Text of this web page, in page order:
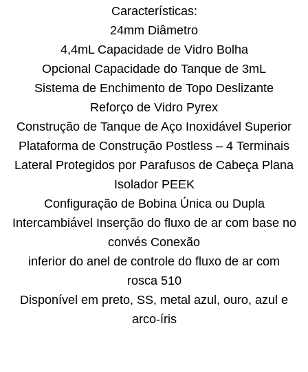
Características:
24mm Diâmetro
4,4mL Capacidade de Vidro Bolha
Opcional Capacidade do Tanque de 3mL
Sistema de Enchimento de Topo Deslizante
Reforço de Vidro Pyrex
Construção de Tanque de Aço Inoxidável Superior
Plataforma de Construção Postless – 4 Terminais
Lateral Protegidos por Parafusos de Cabeça Plana
Isolador PEEK
Configuração de Bobina Única ou Dupla
Intercambiável Inserção do fluxo de ar com base no
convés Conexão
inferior do anel de controle do fluxo de ar com
rosca 510
Disponível em preto, SS, metal azul, ouro, azul e
arco-íris